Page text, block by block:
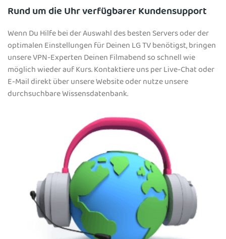
Rund um die Uhr verfügbarer Kundensupport
Wenn Du Hilfe bei der Auswahl des besten Servers oder der
optimalen Einstellungen für Deinen LG TV benötigst, bringen
unsere VPN-Experten Deinen Filmabend so schnell wie
möglich wieder auf Kurs. Kontaktiere uns per Live-Chat oder
E-Mail direkt über unsere Website oder nutze unsere
durchsuchbare Wissensdatenbank.